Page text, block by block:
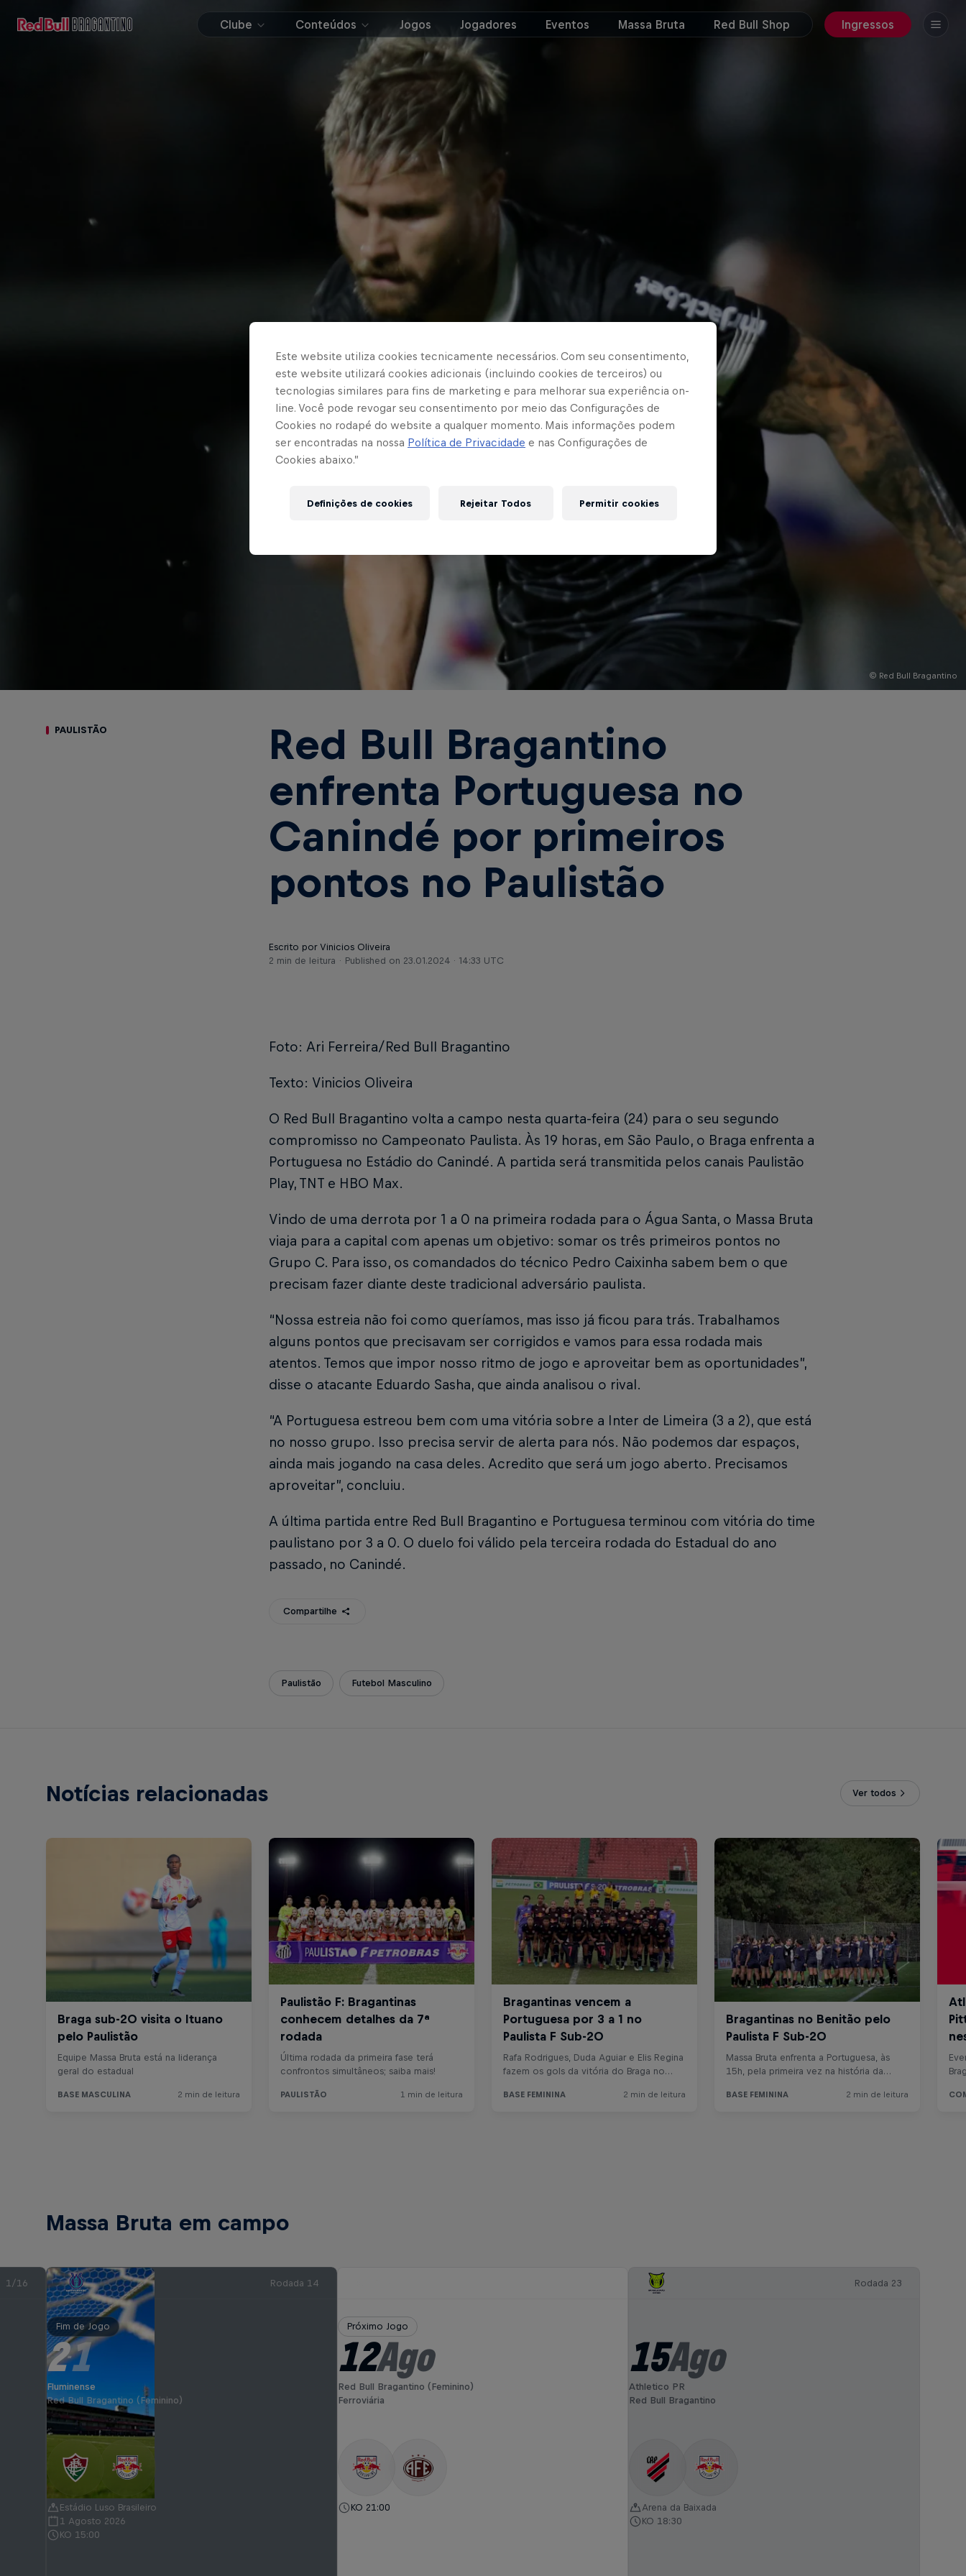
Clube Conteúdos Jogos Jogadores Eventos Massa Bruta Red Bull Shop Ingressos
© Red Bull Bragantino
PAULISTÃO
Red Bull Bragantino
enfrenta Portuguesa no
Canindé por primeiros
pontos no Paulistão
Escrito por Vinicios Oliveira
2 min de leitura
Published on 23.01.2024 · 14:33 UTC
Foto: Ari Ferreira/Red Bull Bragantino
Texto: Vinicios Oliveira
O Red Bull Bragantino volta a campo nesta quarta-feira (24) para o seu segundo
compromisso no Campeonato Paulista. Às 19 horas, em São Paulo, o Braga enfrenta a
Portuguesa no Estádio do Canindé. A partida será transmitida pelos canais Paulistão
Play, TNT e HBO Max.
Vindo de uma derrota por 1 a 0 na primeira rodada para o Água Santa, o Massa Bruta
viaja para a capital com apenas um objetivo: somar os três primeiros pontos no
Grupo C. Para isso, os comandados do técnico Pedro Caixinha sabem bem o que
precisam fazer diante deste tradicional adversário paulista.
“Nossa estreia não foi como queríamos, mas isso já ficou para trás. Trabalhamos
alguns pontos que precisavam ser corrigidos e vamos para essa rodada mais
atentos. Temos que impor nosso ritmo de jogo e aproveitar bem as oportunidades”,
disse o atacante Eduardo Sasha, que ainda analisou o rival.
“A Portuguesa estreou bem com uma vitória sobre a Inter de Limeira (3 a 2), que está
no nosso grupo. Isso precisa servir de alerta para nós. Não podemos dar espaços,
ainda mais jogando na casa deles. Acredito que será um jogo aberto. Precisamos
aproveitar”, concluiu.
A última partida entre Red Bull Bragantino e Portuguesa terminou com vitória do time
paulistano por 3 a 0. O duelo foi válido pela terceira rodada do Estadual do ano
passado, no Canindé.
Compartilhe
Paulistão Futebol Masculino
Notícias relacionadas Ver todos
Massa Bruta em campo
1/16 Rodada 14
Fim de Jogo
2-1
Fluminense
Red Bull Bragantino (Feminino)
Estádio Luso Brasileiro
1 Agosto 2026
KO 15:00
Próximo Jogo
12Ago
Red Bull Bragantino (Feminino)
Ferroviária
KO 21:00
Rodada 23
15Ago
Athletico PR
Red Bull Bragantino
Arena da Baixada
KO 18:30
Este website utiliza cookies tecnicamente necessários. Com seu consentimento,
este website utilizará cookies adicionais (incluindo cookies de terceiros) ou
tecnologias similares para fins de marketing e para melhorar sua experiência on-
line. Você pode revogar seu consentimento por meio das Configurações de
Cookies no rodapé do website a qualquer momento. Mais informações podem
ser encontradas na nossa Política de Privacidade e nas Configurações de
Cookies abaixo.”
Definições de cookies Rejeitar Todos Permitir cookies